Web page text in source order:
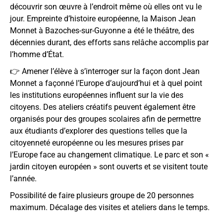
découvrir son œuvre à l’endroit même où elles ont vu le
jour. Empreinte d’histoire européenne, la Maison Jean
Monnet à Bazoches-sur-Guyonne a été le théâtre, des
décennies durant, des efforts sans relâche accomplis par
l’homme d’État.
👉 Amener l’élève à s’interroger sur la façon dont Jean
Monnet a façonné l’Europe d’aujourd’hui et à quel point
les institutions européennes influent sur la vie des
citoyens. Des ateliers créatifs peuvent également être
organisés pour des groupes scolaires afin de permettre
aux étudiants d’explorer des questions telles que la
citoyenneté européenne ou les mesures prises par
l’Europe face au changement climatique. Le parc et son «
jardin citoyen européen » sont ouverts et se visitent toute
l’année.
Possibilité de faire plusieurs groupe de 20 personnes
maximum. Décalage des visites et ateliers dans le temps.